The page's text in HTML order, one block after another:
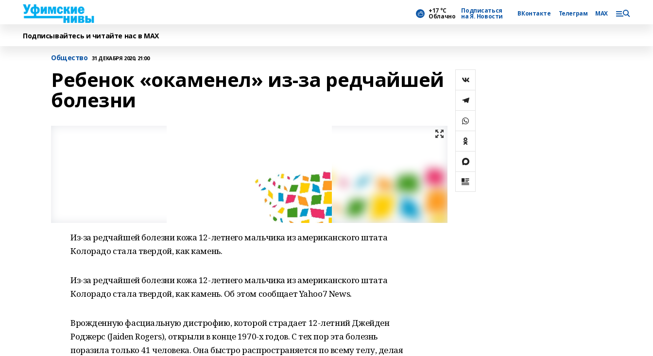
+17 °С
Облачно
Подписаться
на Я. Новости ВКонтакте Телеграм MAX
Подписывайтесь и читайте нас в MAX
Общество 31 ДЕКАБРЯ 2020, 21:00
Ребенок «окаменел» из-за редчайшей
болезни
Из-за редчайшей болезни кожа 12-летнего мальчика из американского штата
Колорадо стала твердой, как камень.
Из-за редчайшей болезни кожа 12-летнего мальчика из американского штата
Колорадо стала твердой, как камень. Об этом сообщает Yahoo7 News.
Врожденную фасциальную дистрофию, которой страдает 12-летний Джейден
Роджерс (Jaiden Rogers), открыли в конце 1970-х годов. С тех пор эта болезнь
поразила только 41 человека. Она быстро распространяется по всему телу, делая